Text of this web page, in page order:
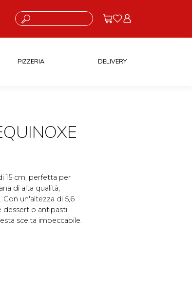
Cosa stai cercando?
PIZZERIA DELIVERY
15 cm, perfetta per
di alta qualità,
un'altezza di 5,6
dessert o antipasti.
scelta impeccabile.